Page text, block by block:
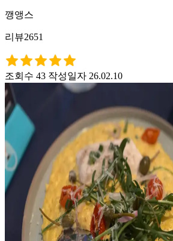
깽앵스
리뷰2651
조회수 43 작성일자 26.02.10